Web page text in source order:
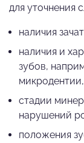
для уточнения
наличия
наличия и
зубов,
стадии
нарушений
положения